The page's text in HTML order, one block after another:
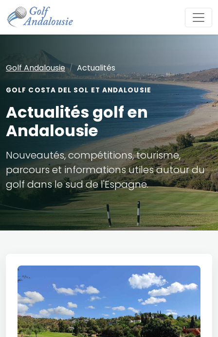
Golf Andalousie Actualités
GOLF COSTA DEL SOL ET ANDALOUSIE
Actualités golf en
Andalousie
Nouveautés, compétitions, tourisme,
parcours et informations utiles autour du
golf dans le sud de l'Espagne.